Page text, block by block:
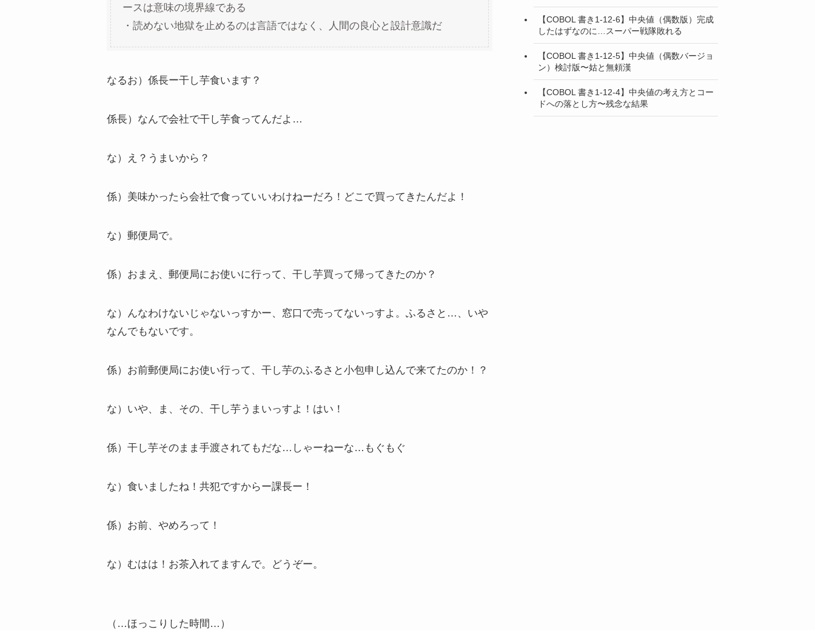
ースは意味の境界線である
・読めない地獄を止めるのは言語ではなく、人間の良心と設計意識だ
なるお）係長ー干し芋食います？
係長）なんで会社で干し芋食ってんだよ…
な）え？うまいから？
係）美味かったら会社で食っていいわけねーだろ！どこで買ってきたんだよ！
な）郵便局で。
係）おまえ、郵便局にお使いに行って、干し芋買って帰ってきたのか？
な）んなわけないじゃないっすかー、窓口で売ってないっすよ。ふるさと…、いや
なんでもないです。
係）お前郵便局にお使い行って、干し芋のふるさと小包申し込んで来てたのか！？
な）いや、ま、その、干し芋うまいっすよ！はい！
係）干し芋そのまま手渡されてもだな…しゃーねーな…もぐもぐ
な）食いましたね！共犯ですからー課長ー！
係）お前、やめろって！
な）むはは！お茶入れてますんで。どうぞー。
（…ほっこりした時間…）
【COBOL 書き1-12-6】中央値（偶数版）完成
したはずなのに…スーパー戦隊敗れる
【COBOL 書き1-12-5】中央値（偶数バージョ
ン）検討版〜姑と無頼漢
【COBOL 書き1-12-4】中央値の考え方とコー
ドへの落とし方〜残念な結果